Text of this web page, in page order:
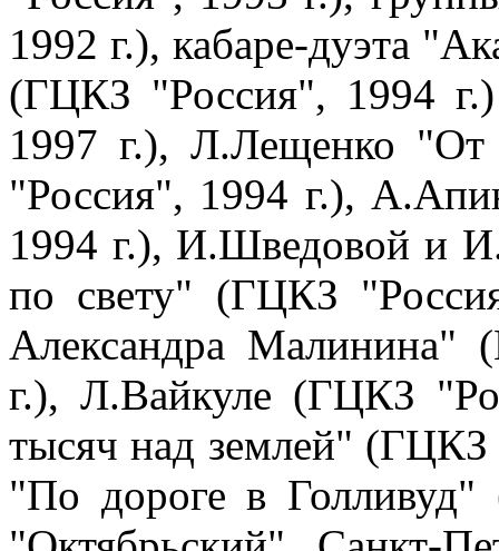
1992 г.), кабаре-дуэта
(ГЦКЗ "Россия", 1994
1997 г.), Л.Лещенко
"Россия", 1994 г.),
1994 г.), И.Шведовой и
по свету" (ГЦКЗ
Александра Малинина"
г.), Л.Вайкуле (ГЦКЗ
тысяч над землей" (ГЦКЗ
"По дороге в